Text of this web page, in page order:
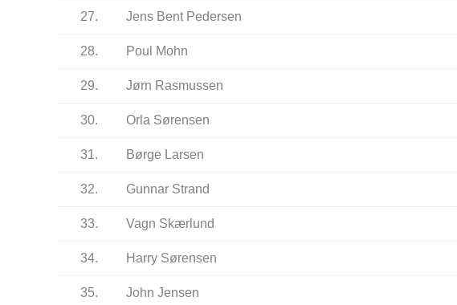
27. Jens Bent Pedersen
28. Poul Mohn
29. Jørn Rasmussen
30. Orla Sørensen
31. Børge Larsen
32. Gunnar Strand
33. Vagn Skærlund
34. Harry Sørensen
35. John Jensen